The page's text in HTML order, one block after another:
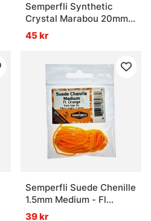
Semperfli Synthetic
Crystal Marabou 20mm -
Copper Brown
45 kr
Semperfli Suede Chenille
1.5mm Medium - Fl
Orange
39 kr